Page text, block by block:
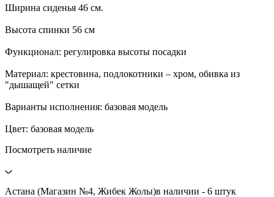
Ширина сиденья 46 см.
Высота спинки 56 см
Функционал: регулировка высоты посадки
Материал: крестовина, подлокотники – хром, обивка из
"дышащей" сетки
Варианты исполнения: базовая модель
Цвет: базовая модель
Посмотреть наличие
Астана (Магазин №4, Жибек Жолы)в наличии - 6 штук